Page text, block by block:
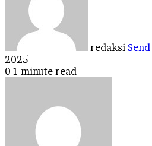
redaksi
2025
0 1 minute read